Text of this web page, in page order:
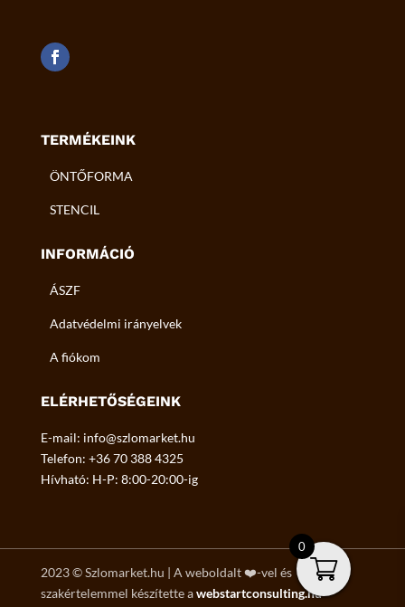
TERMÉKEINK
ÖNTŐFORMA
STENCIL
INFORMÁCIÓ
ÁSZF
Adatvédelmi irányelvek
A fiókom
ELÉRHETŐSÉGEINK
E-mail: info@szlomarket.hu
Telefon: +36 70 388 4325
Hívható: H-P: 8:00-20:00-ig
2023©Szlomarket.hu | A weboldalt ❤️-vel és
szakértelemmel készítette awebstartconsulting.hu
0